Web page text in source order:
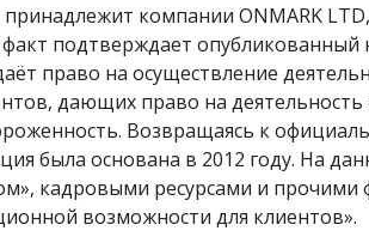
компании ONMARK
подтверждает опубликованный
право на осуществление
дающих право на деятельность
Возвращаясь к
была основана в 2012 году. На
кадровыми ресурсами и
возможности для клиентов».